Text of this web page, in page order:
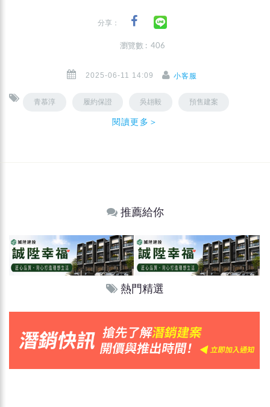
分享：
瀏覽數 : 406
2025-06-11 14:09 小客服
青慕淳 履約保證 吳翃毅 預售建案
閱讀更多＞
推薦給你
熱門精選